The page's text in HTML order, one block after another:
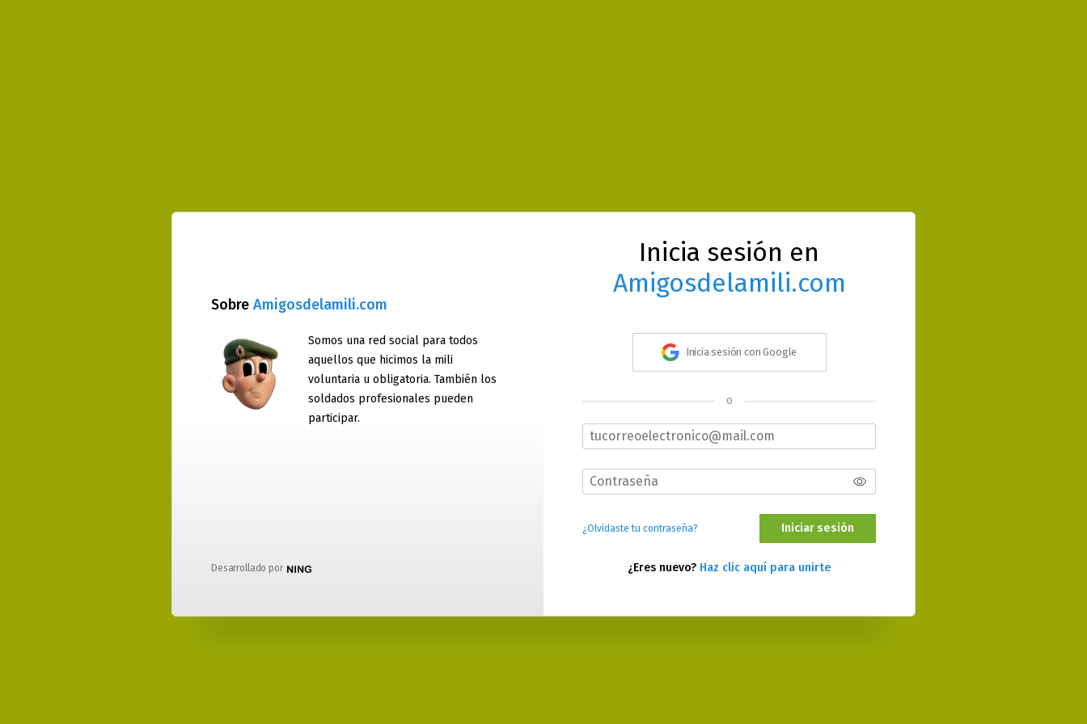
Sobre Amigosdelamili.com
Somos una red social para todos
aquellos que hicimos la mili
voluntaria u obligatoria. También los
soldados profesionales pueden
participar.
Desarrollado por
Inicia sesión en
Amigosdelamili.com
Inicia sesión con Google
o
¿Olvidaste tu contraseña? Iniciar sesión
¿Eres nuevo? Haz clic aquí para unirte